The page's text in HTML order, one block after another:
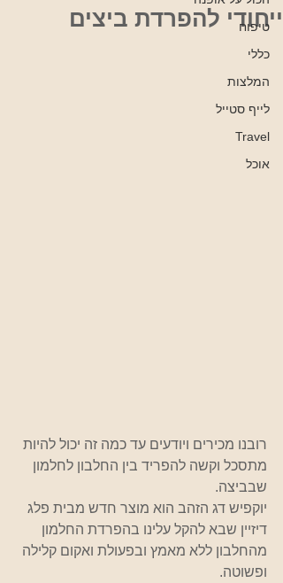
טיפוח
כללי
המלצות
לייף סטייל
Travel
אוכל
ייחודי להפרדת ביצים
רובנו מכירים ויודעים עד כמה זה יכול להיות
מתסכל וקשה להפריד בין החלבון לחלמון
שבביצה.
יוקפיש דג הזהב הוא מוצר חדש מבית פלג
דיזיין שבא להקל עלינו בהפרדת החלמון
מהחלבון ללא מאמץ ובפעולת ואקום קלילה
ופשוטה.